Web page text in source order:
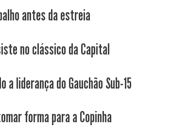
antes da estreia
no clássico da Capital
liderança do Gauchão Sub-15
forma para a Copinha